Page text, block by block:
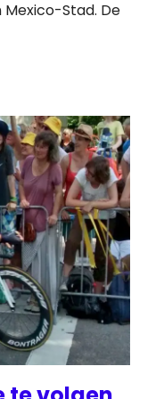
Stad. De